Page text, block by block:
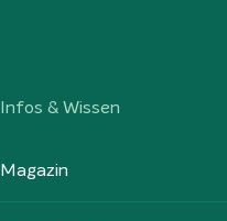
Infos & Wissen
Magazin